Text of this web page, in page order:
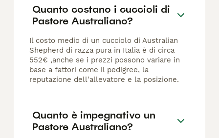
Quanto costano i cuccioli di
Pastore Australiano?
Il costo medio di un cucciolo di Australian
Shepherd di razza pura in Italia è di circa
552€ ,anche se i prezzi possono variare in
base a fattori come il pedigree, la
reputazione dell'allevatore e la posizione.
Quanto è impegnativo un
Pastore Australiano?